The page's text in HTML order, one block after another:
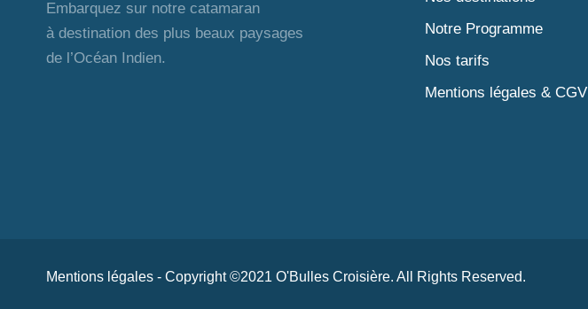
Embarquez sur notre catamaran
à destination des plus beaux paysages
de l’Océan Indien.
Notre Programme
Nos tarifs
Mentions légales & CGV
Mentions légales - Copyright ©2021 O'Bulles Croisière. All Rights Reserved.